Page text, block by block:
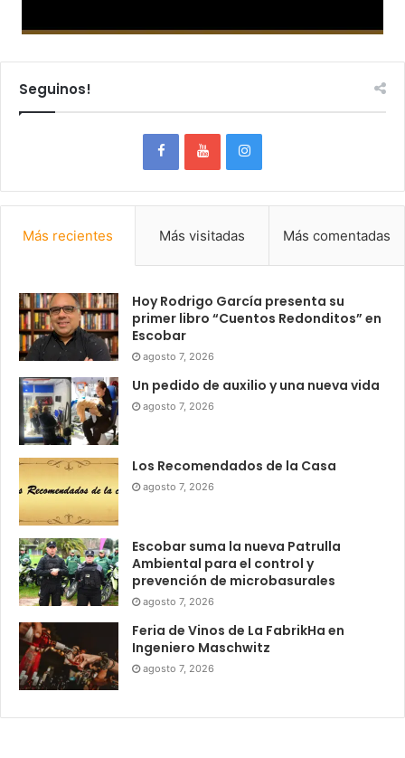
Seguinos!
Más recientes Más visitadas Más comentadas
Hoy Rodrigo García presenta su
primer libro “Cuentos Redonditos” en
Escobar
agosto 7, 2026
Un pedido de auxilio y una nueva vida
agosto 7, 2026
Los Recomendados de la Casa
agosto 7, 2026
Escobar suma la nueva Patrulla
Ambiental para el control y
prevención de microbasurales
agosto 7, 2026
Feria de Vinos de La FabrikHa en
Ingeniero Maschwitz
agosto 7, 2026